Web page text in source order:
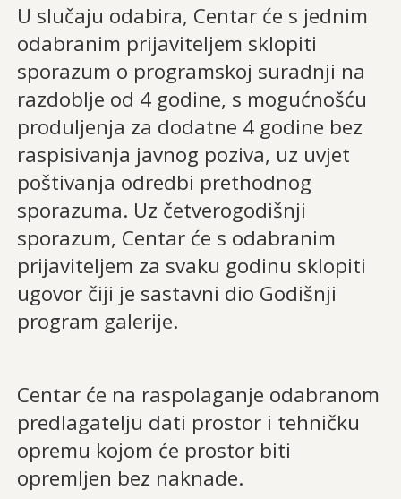
U slučaju odabira, Centar će s jednim
odabranim prijaviteljem sklopiti
sporazum o programskoj suradnji na
razdoblje od 4 godine, s mogućnošću
produljenja za dodatne 4 godine bez
raspisivanja javnog poziva, uz uvjet
poštivanja odredbi prethodnog
sporazuma. Uz četverogodišnji
sporazum, Centar će s odabranim
prijaviteljem za svaku godinu sklopiti
ugovor čiji je sastavni dio Godišnji
program galerije.
Centar će na raspolaganje odabranom
predlagatelju dati prostor i tehničku
opremu kojom će prostor biti
opremljen bez naknade.